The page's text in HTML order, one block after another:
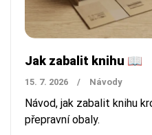
Jak zabalit knihu 📖
15. 7. 2026 / Návody
Návod, jak zabalit knihu
přepravní obaly.